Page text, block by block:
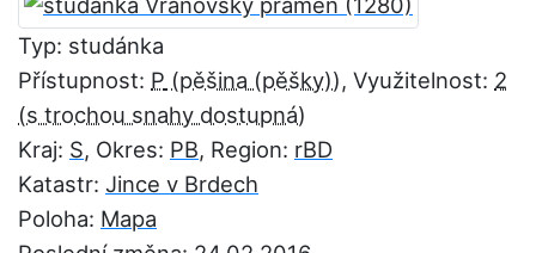
Typ: studánka
Přístupnost: P , Využitelnost: 2
Kraj: S, Okres: PB, Region: rBD
Katastr: Jince v Brdech
Poloha: Mapa